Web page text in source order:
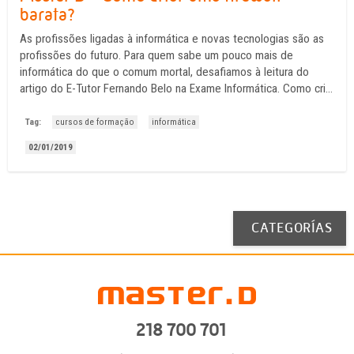
barata?
As profissões ligadas à informática e novas tecnologias são as
profissões do futuro. Para quem sabe um pouco mais de
informática do que o comum mortal, desafiamos à leitura do
artigo do E-Tutor Fernando Belo na Exame Informática. Como criar
Em Linux? Mas ...
Tag: cursos de formação informática
02/01/2019
CATEGORÍAS
218 700 701